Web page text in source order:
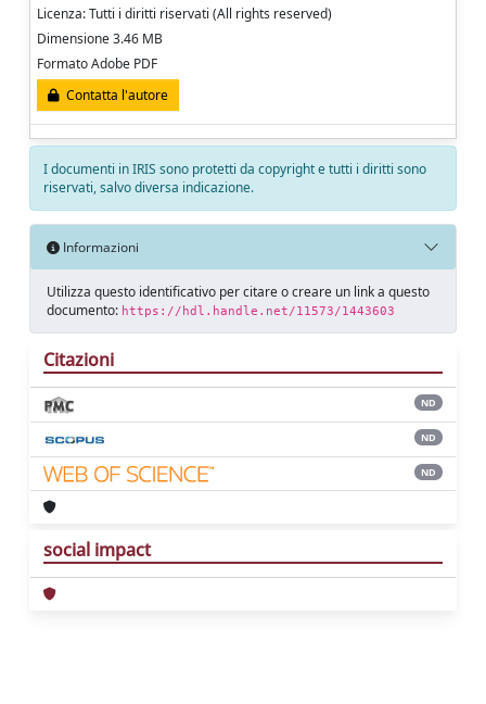
Licenza: Tutti i diritti riservati (All rights reserved)
Dimensione 3.46 MB
Formato Adobe PDF
Contatta l'autore
I documenti in IRIS sono protetti da copyright e tutti i diritti sono
riservati, salvo diversa indicazione.
Informazioni
Utilizza questo identificativo per citare o creare un link a questo
documento: https://hdl.handle.net/11573/1443603
Citazioni
ND
ND
ND
social impact